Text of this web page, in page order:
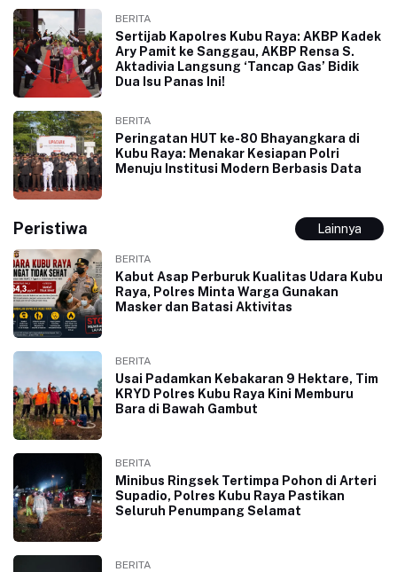
BERITA
Sertijab Kapolres Kubu Raya: AKBP Kadek
Ary Pamit ke Sanggau, AKBP Rensa S.
Aktadivia Langsung ‘Tancap Gas’ Bidik
Dua Isu Panas Ini!
BERITA
Peringatan HUT ke-80 Bhayangkara di
Kubu Raya: Menakar Kesiapan Polri
Menuju Institusi Modern Berbasis Data
Peristiwa Lainnya
BERITA
Kabut Asap Perburuk Kualitas Udara Kubu
Raya, Polres Minta Warga Gunakan
Masker dan Batasi Aktivitas
BERITA
Usai Padamkan Kebakaran 9 Hektare, Tim
KRYD Polres Kubu Raya Kini Memburu
Bara di Bawah Gambut
BERITA
Minibus Ringsek Tertimpa Pohon di Arteri
Supadio, Polres Kubu Raya Pastikan
Seluruh Penumpang Selamat
BERITA